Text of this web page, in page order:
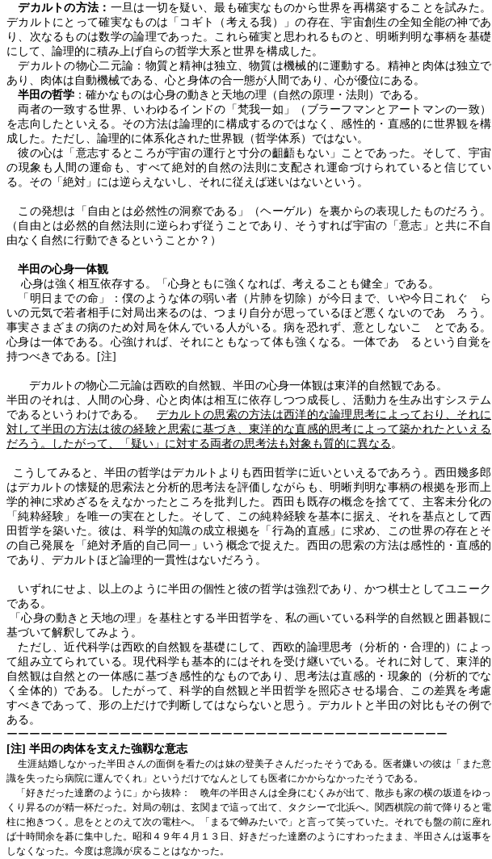
デカルトの方法： 一旦は一切を疑い、最も確実なものから世界を再構築することを試みた。
デカルトにとって確実なものは「コギト（考える我）」の存在、宇宙創生の全知全能の神であ
り、次なるものは数学の論理であった。これら確実と思われるものと、明晰判明な事柄を基礎
にして、論理的に積み上げ自らの哲学大系と世界を構成した。
デカルトの物心二元論：物質と精神は独立、物質は機械的に運動する。精神と肉体は独立で
あり、肉体は自動機械である、心と身体の合一態が人間であり、心が優位にある。
半田の哲学 ： 確かなものは心身の動きと天地の理（自然の原理・法則）である。
両者の一致する世界、いわゆるインドの「梵我一如」（ブラーフマンとアートマンの一致）
を志向したといえる。その方法は論理的に構成するのではなく、感性的・直感的に世界観を構
成した。ただし、論理的に体系化された世界観（哲学体系）ではない。
彼の心は「意志するところが宇宙の運行と寸分の齟齬もない」ことであった。そして、宇宙
の現象も人間の運命も、すべて絶対的自然の法則に支配され運命づけられていると信じてい
る。その「絶対」には逆らえないし、それに従えば迷いはないという。
この発想は「自由とは必然性の洞察である」（ヘーゲル）を裏からの表現したものだろう。
（自由とは必然的自然法則に逆らわず従うことであり、そうすれば宇宙の「意志」と共に不自
由なく自然に行動できるということか？）
半田の心身一体観
心身は強く相互依存する。「心身ともに強くなれば、考えることも健全」である。
「明日までの命」：僕のような体の弱い者（片肺を切除）が今日まで、いや今日これぐ ら
いの元気で若者相手に対局出来るのは、つまり自分が思っているほど悪くないのであ ろう。
事実さまざまの病のため対局を休んでいる人がいる。病を恐れず、意としないこ とである。
心身は一体である。心強ければ、それにともなって体も強くなる。一体であ るという自覚を
持つべきである。
[注]
デカルトの物心二元論は西欧的自然観、半田の心身一体観は東洋的自然観である。
半田のそれは、
人間の心身、心と肉体は相互に依存しつつ成長し、活動力を生み出すシステム
であるというわけである。
デカルトの思索の方法は西洋的な論理思考によっており、それに
対して半田の方法は彼の経験と思索に基づき、東洋的な直感的思考によって築かれたといえる
だろう。したがって、「疑い」に対する両者の思考法も対象も質的に異なる。
こうしてみると、半田の哲学はデカルトよりも西田哲学に近いといえるであろう。西田幾多郎
はデカルトの懐疑的思索法と分析的思考法を評価しながらも、明晰判明な事柄の根拠を形而上
学的神に求めざるをえなかったところを批判した。西田も既存の概念を捨てて、主客未分化の
「純粋経験」を唯一の実在とした。そして、この純粋経験を基本に据え、それを基点として西
田哲学を築いた。彼は、科学的知識の成立根拠を「行為的直感」に求め、この世界の存在とそ
の自己発展を「絶対矛盾的自己同一」いう概念で捉えた。西田の思索の方法は感性的・直感的
であり、デカルトほど論理的一貫性はないだろう。
いずれにせよ 、 以上のように半田の個性と彼の哲学は強烈であり、かつ棋士としてユニーク
である。
「心身の動きと天地の理」を基柱とする半田哲学を、私の画いている科学的自然観と囲碁観に
基づいて解釈してみよう。
ただし、近代科学は西欧的自然観を基礎にして、西欧的論理思考（分析的・合理的）によっ
て組み立てられている。現代科学も基本的にはそれを受け継いでいる。それに対して、東洋的
自然観は自然との一体感に基づき感性的なものであり、思考法は直感的・現象的（分析的でな
く全体的）である。したがって、科学的自然観と半田哲学を照応させる場合、この差異を考慮
すべきであって、形の上だけで判断してはならないと思う。デカルトと半田の対比もその例で
ある。
ーーーーーーーーーーーーーーーーーーーーーーーーーーーーーーーーーーーーーーー
[注] 半田の肉体を支えた強靱な意志
生涯結婚しなかった半田さんの面倒を看たのは妹の登美子さんだったそうである。医者嫌いの彼は「また意
識を失ったら病院に運んでくれ」というだけでなんとしても医者にかからなかったそうである。
「好きだった達磨のように」から抜粋： 晩年の半田さんは全身にむくみが出て、散歩も家の横の坂道をゆっ
くり昇るのが精一杯だった。対局の朝は、玄関まで這って出て、タクシーで北浜へ。関西棋院の前で降りると電
柱に抱きつく。息をととのえて次の電柱へ。「まるで蝉みたいで」と言って笑っていた。それでも盤の前に座れ
ば十時間余を碁に集中した。昭和４９年４月１３日、好きだった達磨のようにすわったまま、半田さんは返事を
しなくなった。今度は意識が戻ることはなかった。